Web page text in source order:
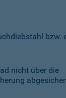
bzw.
nicht über die